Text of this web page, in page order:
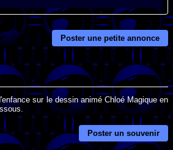
Poster une petite annonce
sur le dessin animé Chloé Magique en
Poster un souvenir